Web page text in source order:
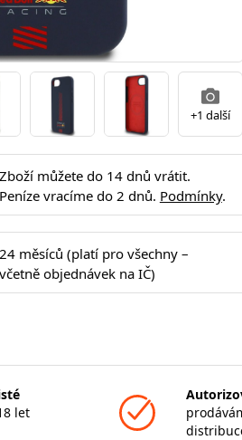
+1 další
Zboží můžete do 14 dnů vrátit.
Peníze vracíme do 2 dnů. Podmínky.
24 měsíců (platí pro všechny –
včetně objednávek na IČ)
let